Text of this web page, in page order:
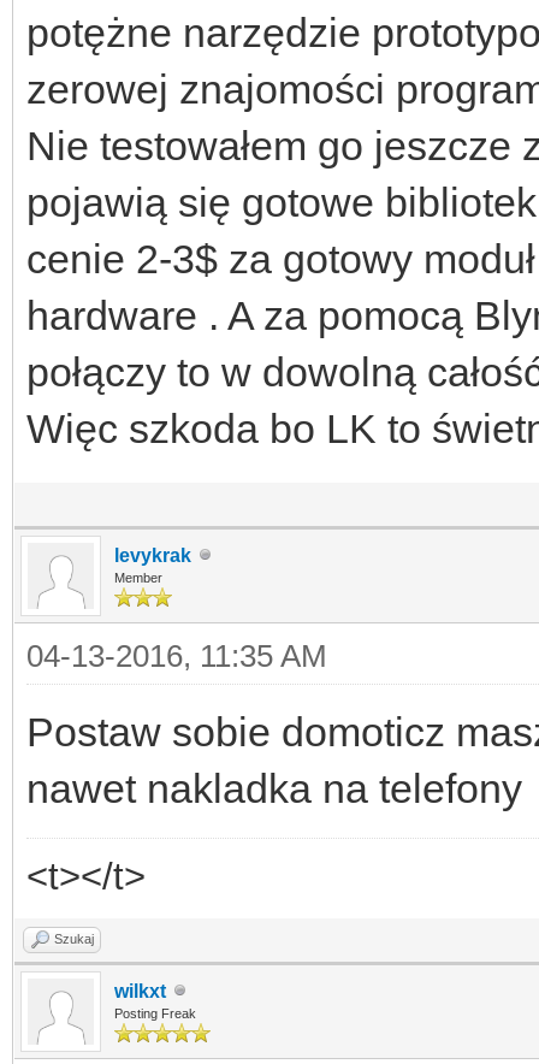
potężne narzędzie
zerowej znajomości
Nie testowałem go jeszcze
pojawią się gotowe
cenie 2-3$ za gotowy
hardware . A za pomocą
połączy to w dowolną
Więc szkoda bo LK to
levykrak
Member
04-13-2016, 11:35 AM
Postaw sobie domoticz
nawet nakladka na telefony
<t></t>
Szukaj
wilkxt
Posting Freak